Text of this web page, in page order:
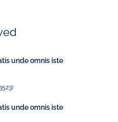
unde omnis iste
unde omnis iste